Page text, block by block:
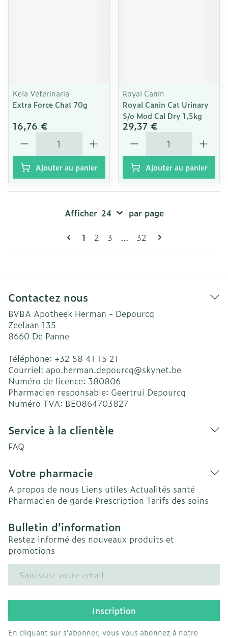
Kela Veterinaria
Extra Force Chat 70g
16,76 €
Quantité
Ajouter au panier
Royal Canin
Royal Canin Cat Urinary
S/o Mod Cal Dry 1,5kg
29,37 €
Quantité
Ajouter au panier
Vous lisez actuellement la page
1 Page
2 Page
3 ... Page
32
Afficher par page
Contactez nous
BVBA Apotheek Herman - Depourcq
Zeelaan 135
8660 De Panne
Téléphone: +32 58 41 15 21
Courriel: apo.herman.depourcq@skynet.be
Numéro de licence: 380806
Pharmacien responsable: Geertrui Depourcq
Numéro TVA: BE0864703827
Service à la clientèle
FAQ
Votre pharmacie
A propos de nous Liens utiles Actualités santé
Pharmacien de garde Prescription Tarifs des soins
Bulletin d’information
Restez informé des nouveaux produits et
promotions
Adresse mail
Inscription
En cliquant sur s'abonner, vous vous abonnez à notre